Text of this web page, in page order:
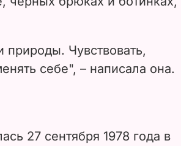
Чувствовать,
себе", – написала она.
27 сентября 1978 года в